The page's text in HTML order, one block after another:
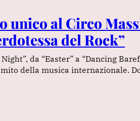
unico al Circo
del Rock”
da “Easter” a “Dancing
della musica internazionale.